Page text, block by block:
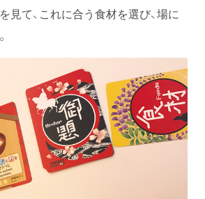
見て、これに合う食材を選び、場に